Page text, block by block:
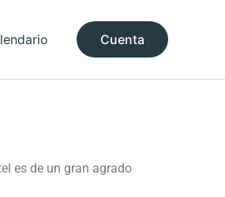
Cuenta
es de un gran agrado